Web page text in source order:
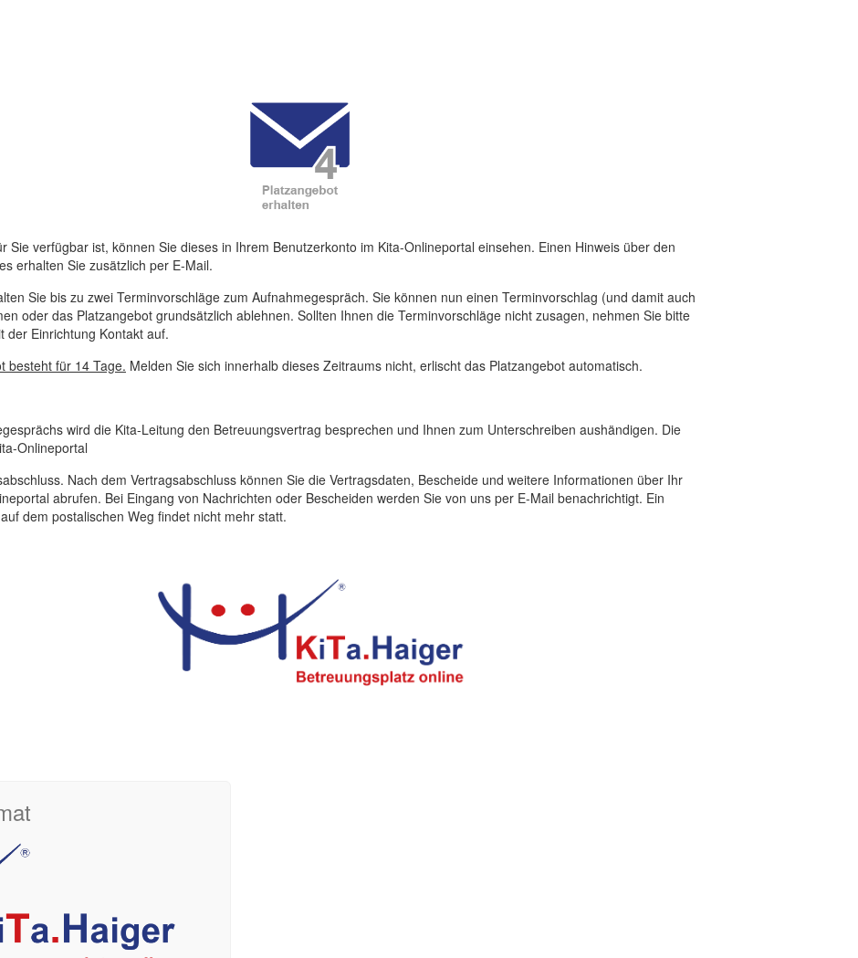
Sie verfügbar ist, können Sie dieses in Ihrem Benutzerkonto im Kita-Onlineportal einsehen. Einen Hinweis über den
erhalten Sie zusätzlich per E-Mail.
Sie bis zu zwei Terminvorschläge zum Aufnahmegespräch. Sie können nun einen Terminvorschlag (und damit auch
oder das Platzangebot grundsätzlich ablehnen. Sollten Ihnen die Terminvorschläge nicht zusagen, nehmen Sie bitte
der Einrichtung Kontakt auf.
besteht für 14 Tage. Melden Sie sich innerhalb dieses Zeitraums nicht, erlischt das Platzangebot automatisch.
wird die Kita-Leitung den Betreuungsvertrag besprechen und Ihnen zum Unterschreiben aushändigen. Die
Onlineportal
Nach dem Vertragsabschluss können Sie die Vertragsdaten, Bescheide und weitere Informationen über Ihr
abrufen. Bei Eingang von Nachrichten oder Bescheiden werden Sie von uns per E-Mail benachrichtigt. Ein
dem postalischen Weg findet nicht mehr statt.